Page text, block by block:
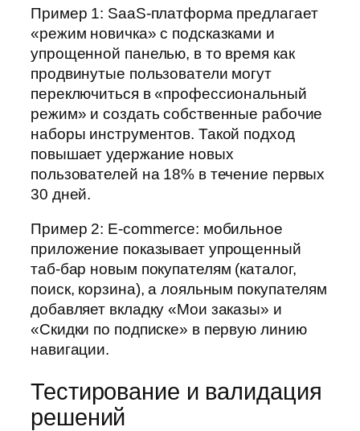
Пример 1: SaaS-платформа предлагает
«режим новичка» с подсказками и
упрощенной панелью, в то время как
продвинутые пользователи могут
переключиться в «профессиональный
режим» и создать собственные рабочие
наборы инструментов. Такой подход
повышает удержание новых
пользователей на 18% в течение первых
30 дней.
Пример 2: E‑commerce: мобильное
приложение показывает упрощенный
таб-бар новым покупателям (каталог,
поиск, корзина), а лояльным покупателям
добавляет вкладку «Мои заказы» и
«Скидки по подписке» в первую линию
навигации.
Тестирование и валидация
решений